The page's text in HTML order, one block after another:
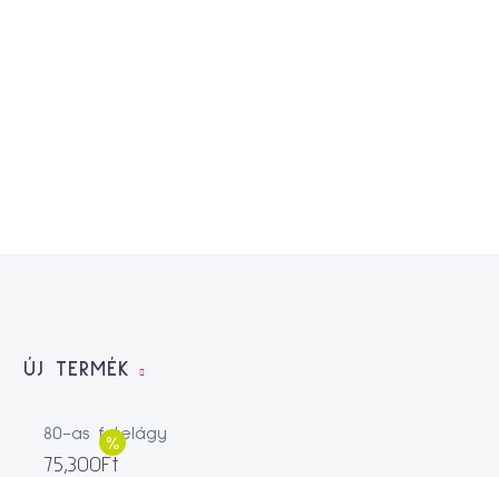
ÚJ TERMÉK
80-as fotelágy
75,300Ft